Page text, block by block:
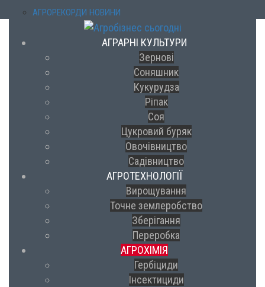
АГРОРЕКОРДИ НОВИНИ
АГРАРНІ КУЛЬТУРИ
Зернові
Соняшник
Кукурудза
Ріпак
Соя
Цукровий буряк
Овочівництво
Садівництво
АГРОТЕХНОЛОГІЇ
Вирощування
Точне землеробство
Зберігання
Переробка
АГРОХІМІЯ
Гербіциди
Інсектициди